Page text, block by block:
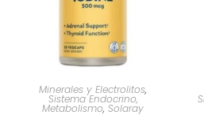
AÑADIR AL CARRITO
Minerales y Electrolitos,
Sistema Endocrino,
Metabolismo, Solaray